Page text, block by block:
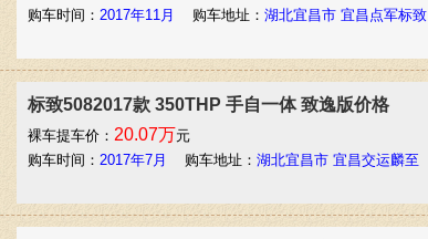
购车时间： 2017年11月 购车地址： 湖北宜昌市 宜昌点军标致
标致5082017款 350THP 手自一体 致逸版价格
裸车提车价： 20.07万元
购车时间： 2017年7月 购车地址： 湖北宜昌市 宜昌交运麟至